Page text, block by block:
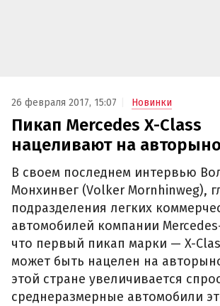
26 февраля 2017, 15:07 Новинки
Пикап Mercedes X-Class
нацеливают на
В своем последнем интервью
Монхинвег (Volker Mornhinweg),
подразделения легких
автомобилей компании
что первый пикап марки — X-
может быть нацелен на
этой стране увеличивается
среднеразмерные автомобили